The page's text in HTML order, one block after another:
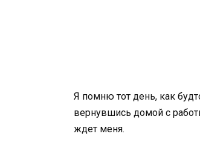
Я помню тот день, как
вернувшись домой с
ждет меня.